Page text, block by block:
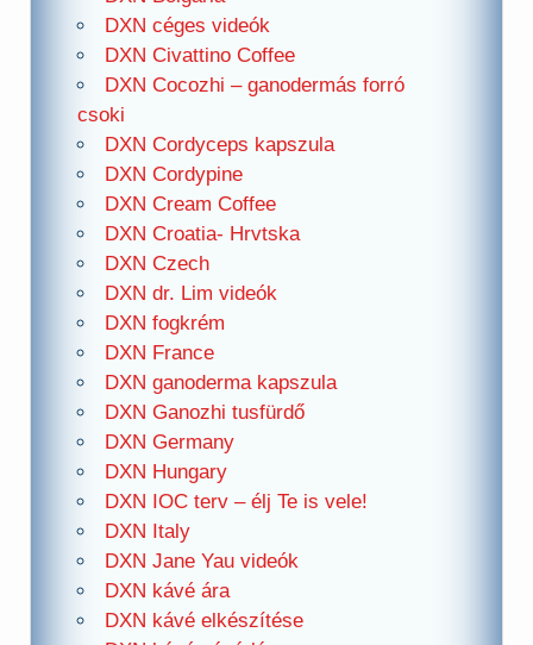
DXN céges videók
DXN Civattino Coffee
DXN Cocozhi – ganodermás forró
csoki
DXN Cordyceps kapszula
DXN Cordypine
DXN Cream Coffee
DXN Croatia- Hrvtska
DXN Czech
DXN dr. Lim videók
DXN fogkrém
DXN France
DXN ganoderma kapszula
DXN Ganozhi tusfürdő
DXN Germany
DXN Hungary
DXN IOC terv – élj Te is vele!
DXN Italy
DXN Jane Yau videók
DXN kávé ára
DXN kávé elkészítése